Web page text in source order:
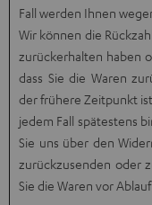
Fall werden Ihnen
Wir können die
zurückerhalten haben
dass Sie die Waren
der frühere Zeitpunkt
jedem Fall spätestens
Sie uns über den
zurückzusenden oder
Sie die Waren vor